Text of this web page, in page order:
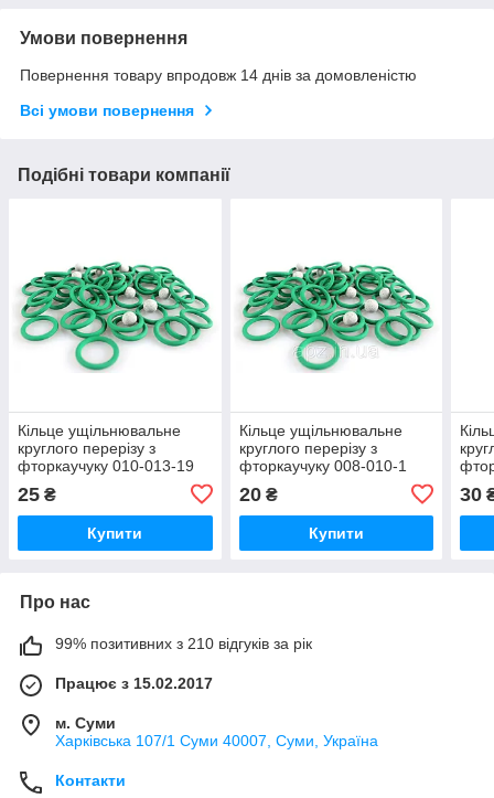
Умови повернення
Повернення товару впродовж 14 днів за домовленістю
Всі умови повернення
Подібні товари компанії
Кільце ущільнювальне
круглого перерізу з
фторкаучуку 010-013-19
FKM зелене , термостійке
25 ₴
Купити
Кільце ущільнювальне
круглого перерізу з
фторкаучуку 008-010-1
FKM зелене, термостійке
20₴
Купити
30
Про нас
99% позитивних з 210 відгуків за рік
Працює з 15.02.2017
м. Суми
Харківська 107/1 Суми 40007, Суми, Україна
Контакти